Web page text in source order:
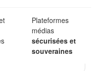
Plateformes
médias
sécurisées et
souveraines